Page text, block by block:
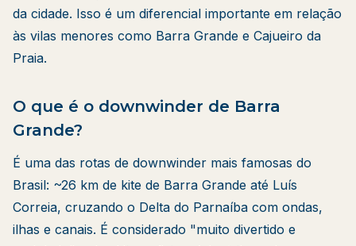
da cidade. Isso é um diferencial importante em relação
às vilas menores como Barra Grande e Cajueiro da
Praia.
O que é o downwinder de Barra
Grande?
É uma das rotas de downwinder mais famosas do
Brasil: ~26 km de kite de Barra Grande até Luís
Correia, cruzando o Delta do Parnaíba com ondas,
ilhas e canais. É considerado "muito divertido e